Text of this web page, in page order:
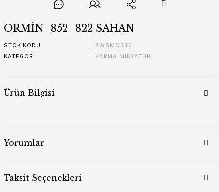
ORMİN_852_822 SAHAN
STOK KODU
PWGMQSY3
KATEGORI
KARMA MİNYATÜR
Ürün Bilgisi
Yorumlar
Taksit Seçenekleri